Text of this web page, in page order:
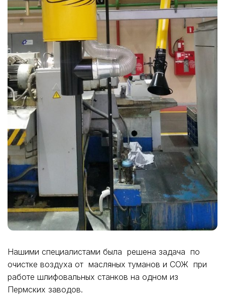
Нашими специалистами была решена задача по
очистке воздуха от масляных туманов и СОЖ при
работе шлифовальных станков на одном из
Пермских заводов.